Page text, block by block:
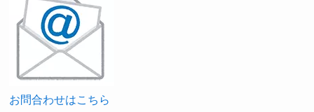
お問合わせはこちら